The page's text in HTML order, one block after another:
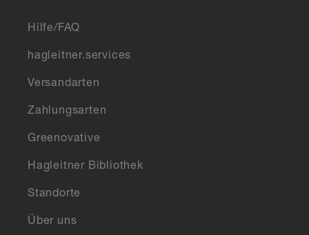
Hilfe/FAQ
hagleitner.services
Versandarten
Zahlungsarten
Greenovative
Hagleitner Bibliothek
Standorte
Über uns